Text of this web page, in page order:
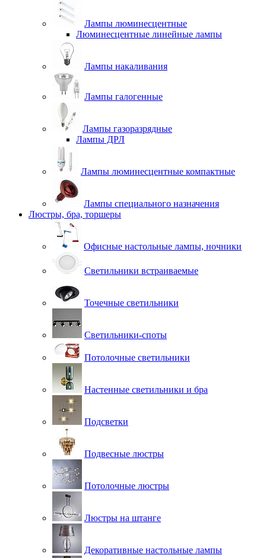
Лампы люминесцентные
Люминесцентные линейные лампы
Лампы накаливания
Лампы галогенные
Лампы газоразрядные
Лампы ДРЛ
Лампы люминесцентные компактные
Лампы специального назначения
Люстры, бра, торшеры
Офисные настольные лампы, ночники
Светильники встраиваемые
Точечные светильники
Светильники-споты
Потолочные светильники
Настенные светильники и бра
Подсветки
Подвесные люстры
Потолочные люстры
Люстры на штанге
Декоративные настольные лампы